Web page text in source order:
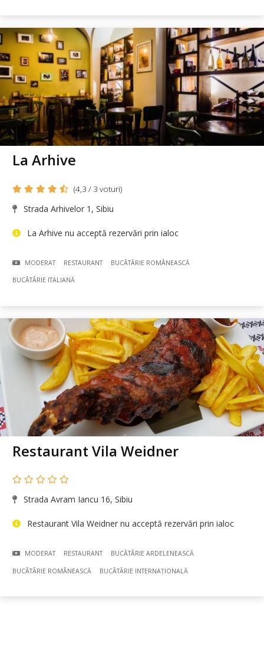
La Arhive
(4,3 / 3 voturi)
Strada Arhivelor 1, Sibiu
La Arhive nu acceptă rezervări prin ialoc
MODERAT RESTAURANT BUCÃTÃRIE ROMÂNEASCĂ
BUCÃTÃRIE ITALIANĂ
Restaurant Vila Weidner
Strada Avram Iancu 16, Sibiu
Restaurant Vila Weidner nu acceptă rezervări prin ialoc
MODERAT RESTAURANT BUCÃTÃRIE ARDELENEASCĂ
BUCÃTÃRIE ROMÂNEASCĂ BUCÃTÃRIE INTERNAȚIONALĂ